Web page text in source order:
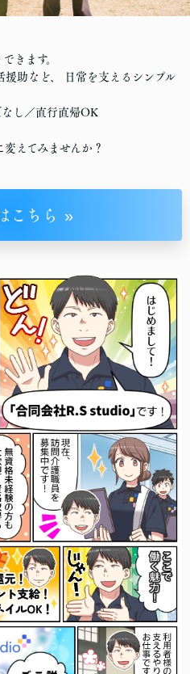
きます。
援助など、 日常を支えるシンプル
し／直行直帰OK
えてみませんか？
こちら